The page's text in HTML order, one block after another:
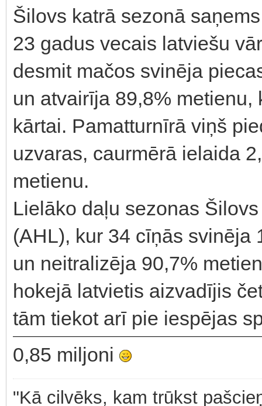
Šilovs katrā sezonā
23 gadus vecais latviešu
desmit mačos svinēja
un atvairīja 89,8%
kārtai. Pamatturnīrā viņš
uzvaras, caurmērā ielaida
metienu.
Lielāko daļu sezonas
(AHL), kur 34 cīņās svinēja
un neitralizēja 90,7%
hokejā latvietis aizvadījis
tām tiekot arī pie iespējas
0,85 miljoni
"Kā cilvēks, kam trūkst